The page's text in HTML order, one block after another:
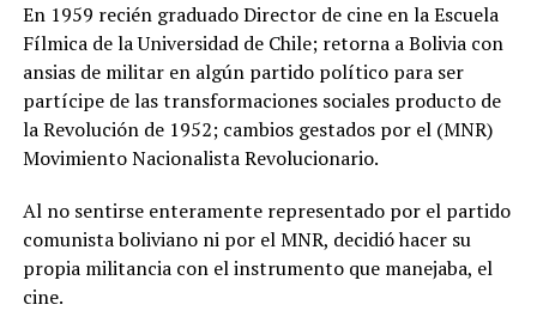
En 1959 recién graduado Director de cine en la Escuela
Fílmica de la Universidad de Chile; retorna a Bolivia con
ansias de militar en algún partido político para ser
partícipe de las transformaciones sociales producto de
la Revolución de 1952; cambios gestados por el (MNR)
Movimiento Nacionalista Revolucionario.
Al no sentirse enteramente representado por el partido
comunista boliviano ni por el MNR, decidió hacer su
propia militancia con el instrumento que manejaba, el
cine.